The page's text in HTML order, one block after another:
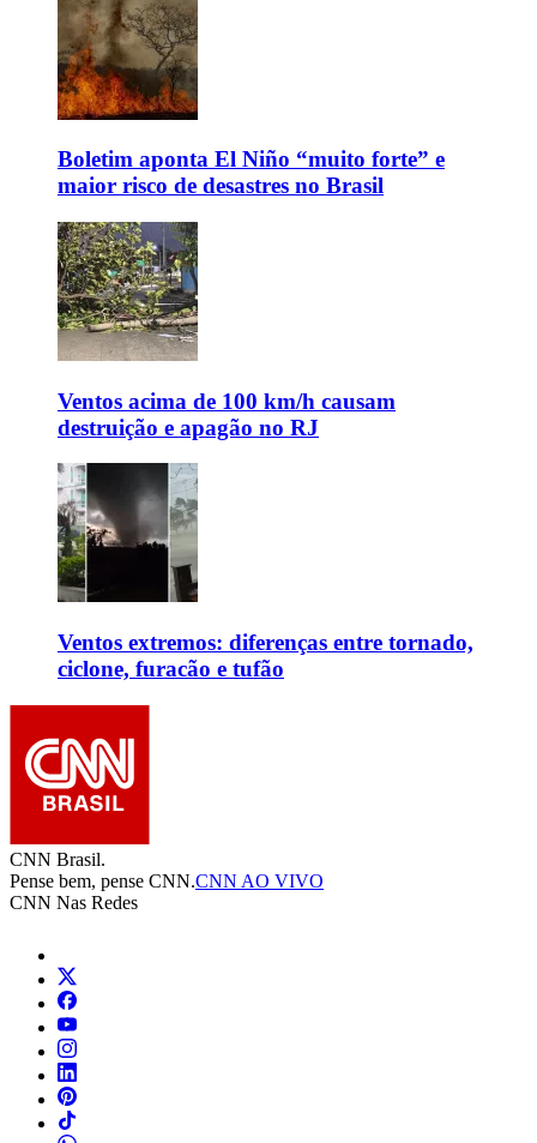
Boletim aponta El Niño “muito forte” e
maior risco de desastres no Brasil
Ventos acima de 100 km/h causam
destruição e apagão no RJ
Ventos extremos: diferenças entre tornado,
ciclone, furacão e tufão
CNN Brasil.
Pense bem, pense CNN.CNN AO VIVO
CNN Nas Redes